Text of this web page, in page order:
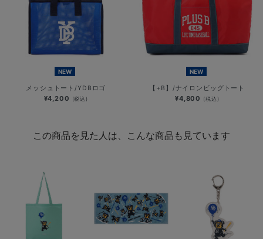
NEW
メッシュトート/YDBロゴ
¥4,200 (税込)
NEW
【+B】/ナイロンビッグトート
¥4,800 (税込)
この商品を見た人は、こんな商品も見ています